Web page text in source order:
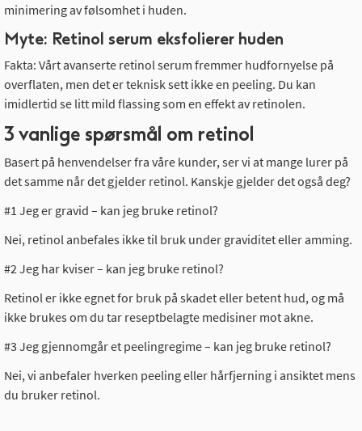
minimering av følsomhet i huden.
Myte: Retinol serum eksfolierer huden
Fakta: Vårt avanserte retinol serum fremmer hudfornyelse på
overflaten, men det er teknisk sett ikke en peeling. Du kan
imidlertid se litt mild flassing som en effekt av retinolen.
3 vanlige spørsmål om retinol
Basert på henvendelser fra våre kunder, ser vi at mange lurer på
det samme når det gjelder retinol. Kanskje gjelder det også deg?
#1 Jeg er gravid – kan jeg bruke retinol?
Nei, retinol anbefales ikke til bruk under graviditet eller amming.
#2 Jeg har kviser – kan jeg bruke retinol?
Retinol er ikke egnet for bruk på skadet eller betent hud, og må
ikke brukes om du tar reseptbelagte medisiner mot akne.
#3 Jeg gjennomgår et peelingregime – kan jeg bruke retinol?
Nei, vi anbefaler hverken peeling eller hårfjerning i ansiktet mens
du bruker retinol.